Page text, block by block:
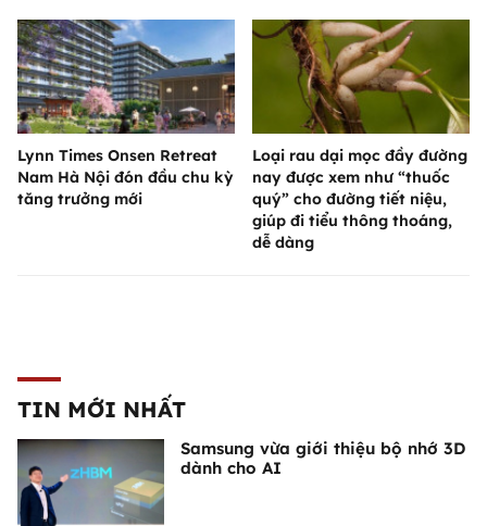
Lynn Times Onsen Retreat
Nam Hà Nội đón đầu chu kỳ
tăng trưởng mới
Loại rau dại mọc đầy đường
nay được xem như “thuốc
quý” cho đường tiết niệu,
giúp đi tiểu thông thoáng,
dễ dàng
TIN MỚI NHẤT
Samsung vừa giới thiệu bộ nhớ 3D
dành cho AI